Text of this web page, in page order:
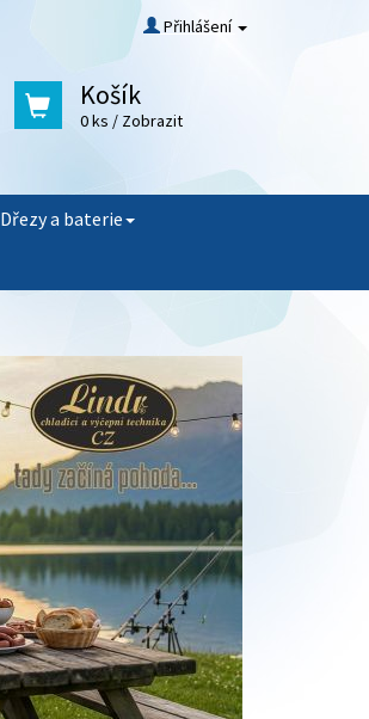
Přihlášení
Košík
0 ks / Zobrazit
Dřezy a baterie